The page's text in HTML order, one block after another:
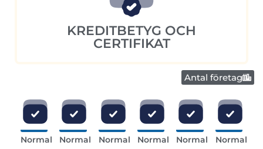
KREDITBETYG OCH
CERTIFIKAT
Antal företag
Normal
Normal
Normal
Normal
Normal
Normal